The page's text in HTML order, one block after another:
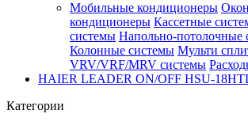
Мобильные кондиционеры
кондиционеры Кассетные
системы Напольно-потолочные
Колонные системы Мульти
VRV/VRF/MRV системы
HAIER LEADER ON/OFF HSU-
Категории